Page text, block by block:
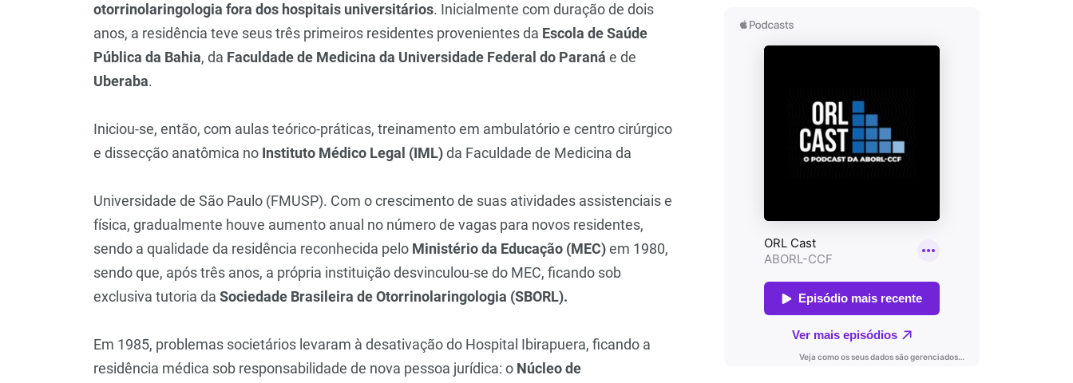
otorrinolaringologia fora dos hospitais universitários. Inicialmente com duração de dois
anos, a residência teve seus três primeiros residentes provenientes da Escola de Saúde
Pública da Bahia, da Faculdade de Medicina da Universidade Federal do Paraná e de
Uberaba.
Iniciou-se, então, com aulas teórico-práticas, treinamento em ambulatório e centro cirúrgico
e dissecção anatômica no Instituto Médico Legal (IML)da Faculdade de Medicina da
Universidade de São Paulo (FMUSP). Com o crescimento de suas atividades assistenciais e
física, gradualmente houve aumento anual no número de vagas para novos residentes,
sendo a qualidade da residência reconhecida pelo Ministério da Educação (MEC)em 1980,
sendo que, após três anos, a própria instituição desvinculou-se do MEC, ficando sob
exclusiva tutoria da Sociedade Brasileira de Otorrinolaringologia (SBORL).
Em 1985, problemas societários levaram à desativação do Hospital Ibirapuera, ficando a
residência médica sob responsabilidade de nova pessoa jurídica: o Núcleo de